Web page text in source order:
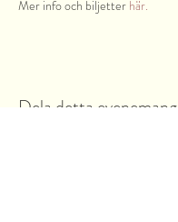
Mer info och biljetter här.
Dela detta evenemang